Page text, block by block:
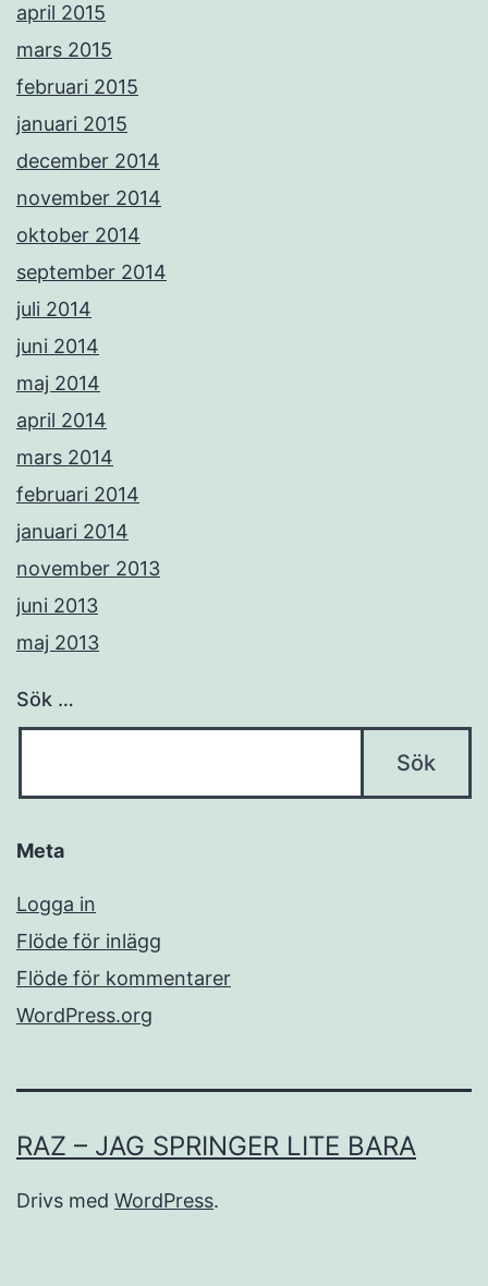
april 2015
mars 2015
februari 2015
januari 2015
december 2014
november 2014
oktober 2014
september 2014
juli 2014
juni 2014
maj 2014
april 2014
mars 2014
februari 2014
januari 2014
november 2013
juni 2013
maj 2013
Sök …
Meta
Logga in
Flöde för inlägg
Flöde för kommentarer
WordPress.org
RAZ – JAG SPRINGER LITE BARA
Drivs med WordPress.